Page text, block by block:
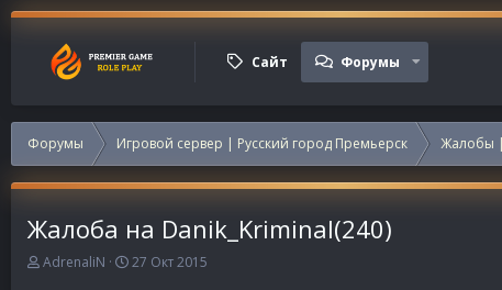
Сайт Форумы
Форумы Игровой сервер | Русский город Премьерск Жалобы
Жалоба на Danik_Kriminal(240)
А
AdrenaliN
Д
27 Окт 2015